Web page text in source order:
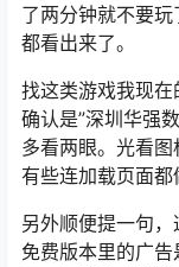
了两分钟就不要
都看出来了。
找这类游戏我现在
确认是”深圳华强
多看两眼。光看图
有些连加载页面都
另外顺便提一句
免费版本里的广